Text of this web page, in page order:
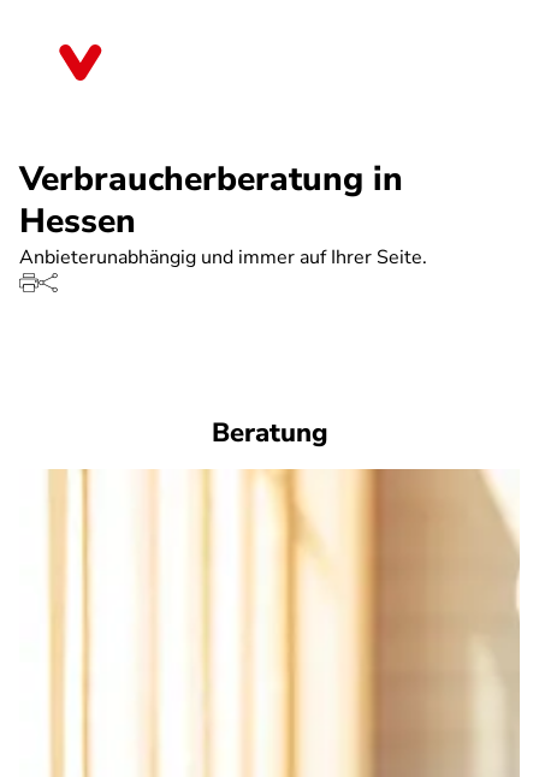
Verbraucherberatung in
Hessen
Anbieterunabhängig und immer auf Ihrer Seite.
Beratung